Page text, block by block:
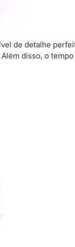
de detalhe
disso, o